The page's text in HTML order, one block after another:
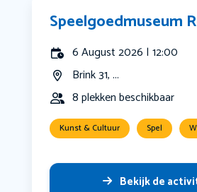
Speelgoedmuseum
6 August 2026 | 12:00
Brink 31, ...
8 plekken beschikbaar
Kunst & Cultuur Spel
Bekijk de